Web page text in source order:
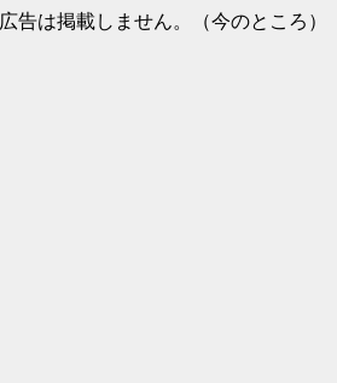
広告は掲載しません。（今のところ）